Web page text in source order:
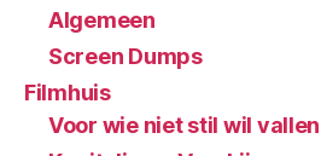
Algemeen
Screen Dumps
Filmhuis
Voor wie niet stil wil vallen